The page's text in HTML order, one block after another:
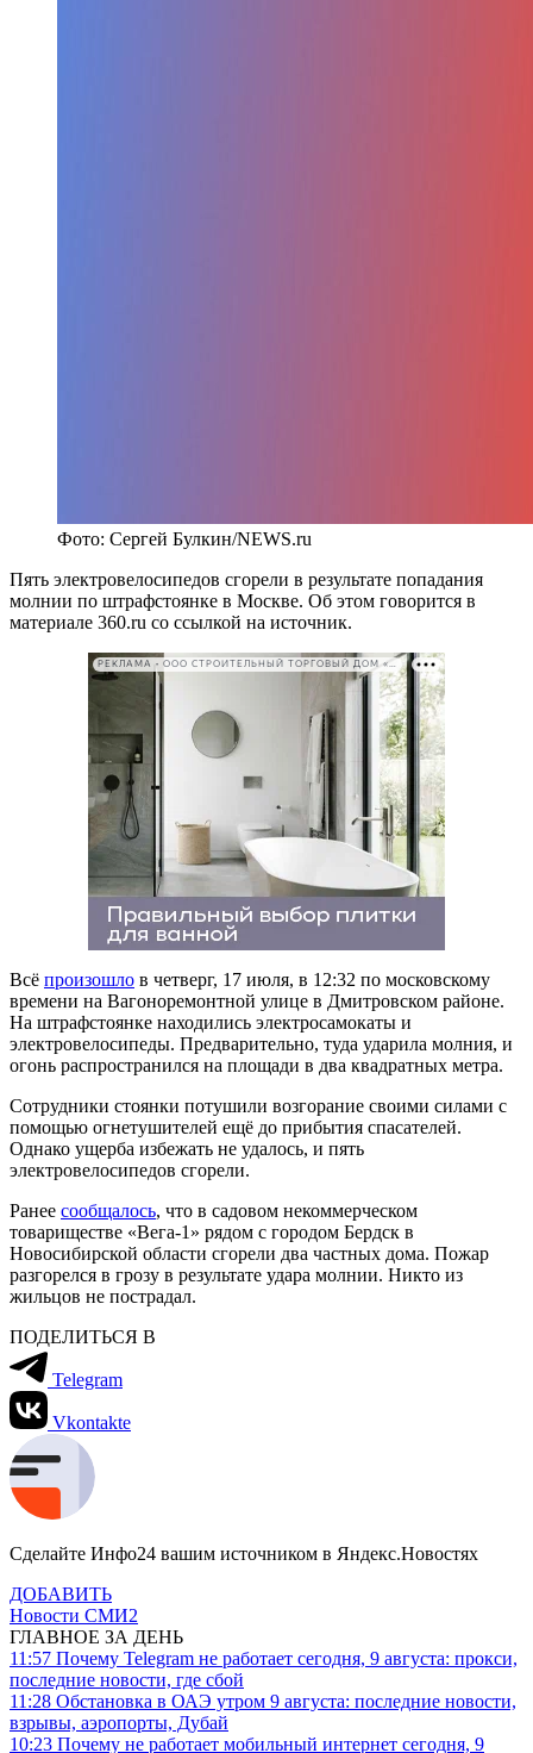
Фото: Сергей Булкин/NEWS.ru
Пять электровелосипедов сгорели в результате попадания
молнии по штрафстоянке в Москве. Об этом говорится в
материале 360.ru со ссылкой на источник.
РЕКЛАМА • ООО СТРОИТЕЛЬНЫЙ ТОРГОВЫЙ ДОМ «ПЕТРОВИЧ». ИНН: 7802348846
Всё произошло в четверг, 17 июля, в 12:32 по московскому
времени на Вагоноремонтной улице в Дмитровском районе.
На штрафстоянке находились электросамокаты и
электровелосипеды. Предварительно, туда ударила молния, и
огонь распространился на площади в два квадратных метра.
Сотрудники стоянки потушили возгорание своими силами с
помощью огнетушителей ещё до прибытия спасателей.
Однако ущерба избежать не удалось, и пять
электровелосипедов сгорели.
Ранее сообщалось, что в садовом некоммерческом
товариществе «Вега-1» рядом с городом Бердск в
Новосибирской области сгорели два частных дома. Пожар
разгорелся в грозу в результате удара молнии. Никто из
жильцов не пострадал.
ПОДЕЛИТЬСЯ В
Telegram
Vkontakte
Сделайте Инфо24 вашим источником в Яндекс.Новостях
ДОБАВИТЬ
Новости СМИ2
ГЛАВНОЕ ЗА ДЕНЬ
11:57 Почему Telegram не работает сегодня, 9 августа: прокси,
последние новости, где сбой
11:28 Обстановка в ОАЭ утром 9 августа: последние новости,
взрывы, аэропорты, Дубай
10:23 Почему не работает мобильный интернет сегодня, 9